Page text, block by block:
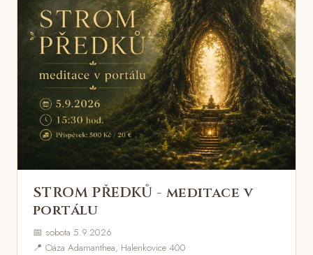
STROM PŘEDKŮ - meditace v
portálu
📅 sobota 5.9.2026
📍 Oáza Adamanthea, Halenkovice 400